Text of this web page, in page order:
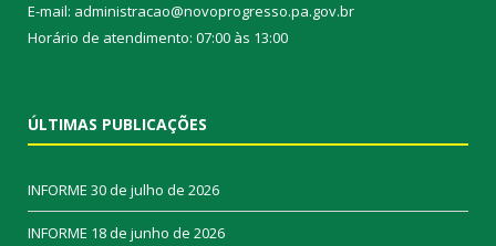
E-mail: administracao@novoprogresso.pa.gov.br
Horário de atendimento: 07:00 às 13:00
ÚLTIMAS PUBLICAÇÕES
INFORME 30 de julho de 2026
INFORME 18 de junho de 2026